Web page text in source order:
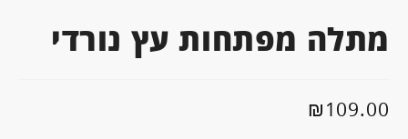
מתלה מפתחות עץ נורדי
₪109.00